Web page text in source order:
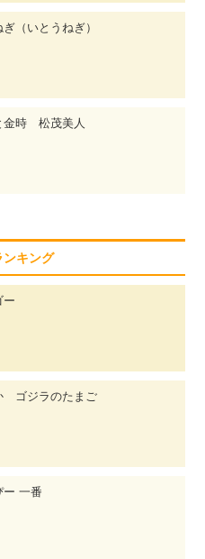
（いとうねぎ）
時 松茂美人
ンキング
ー
ゴジラのたまご
一番